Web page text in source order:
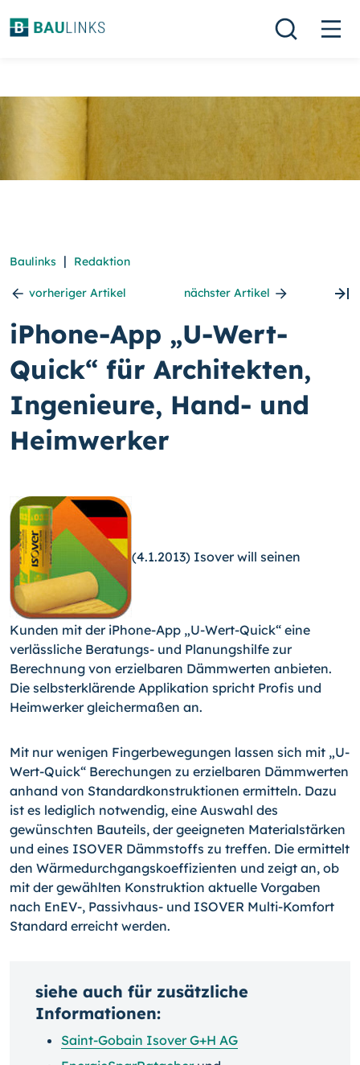
Baulinks | Redaktion
vorheriger Artikel nächster Artikel
iPhone-App „U-Wert-
Quick“ für Architekten,
Ingenieure, Hand- und
Heimwerker
(4.1.2013) Isover will seinen
Kunden mit der iPhone-App „U-Wert-Quick“ eine
verlässliche Beratungs- und Planungshilfe zur
Berechnung von erzielbaren Dämmwerten anbieten.
Die selbsterklärende Applikation spricht Profis und
Heimwerker gleichermaßen an.
Mit nur wenigen Fingerbewegungen lassen sich mit „U-
Wert-Quick“ Berechungen zu erzielbaren Dämmwerten
anhand von Standardkonstruktionen ermitteln. Dazu
ist es lediglich not­wendig, eine Auswahl des
gewünschten Bauteils, der geeigneten Materialstärken
und eines ISOVER Dämmstoffs zu treffen. Die ermittelt
den Wärmedurchgangskoeffizienten und zeigt an, ob
mit der gewählten Konstruktion aktuelle Vorgaben
nach EnEV-, Pas­sivhaus- und ISOVER Multi-Komfort
Standard erreicht werden.
siehe auch für zusätzliche
Informationen:
Saint-Gobain Isover G+H AG